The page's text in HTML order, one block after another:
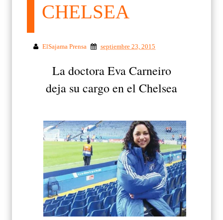
CHELSEA
ElSajama Prensa septiembre 23, 2015
La doctora Eva Carneiro
deja su cargo en el Chelsea